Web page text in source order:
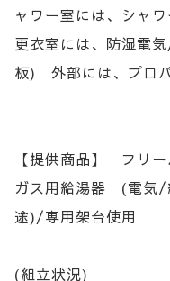
ャワー室には、シャ
更衣室には、防湿電
板) 外部には、プロパ
【提供商品】 フリ
ガス用給湯器 (電気/
途)/専用架台使用
(組立状況)